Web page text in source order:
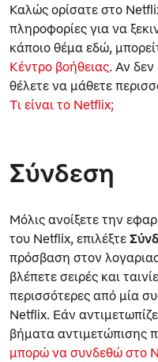
Καλώς ορίσατε στο
πληροφορίες για να
κάποιο θέμα εδώ,
Κέντρο βοήθειας. Αν δεν
θέλετε να μάθετε
Τι είναι το Netflix;
Σύνδεση
Μόλις ανοίξετε την
του Netflix, επιλέξτε
πρόσβαση στον
βλέπετε σειρές και
περισσότερες από μία
Netflix. Εάν
βήματα αντιμετώπισης
μπορώ να συνδεθώ στο